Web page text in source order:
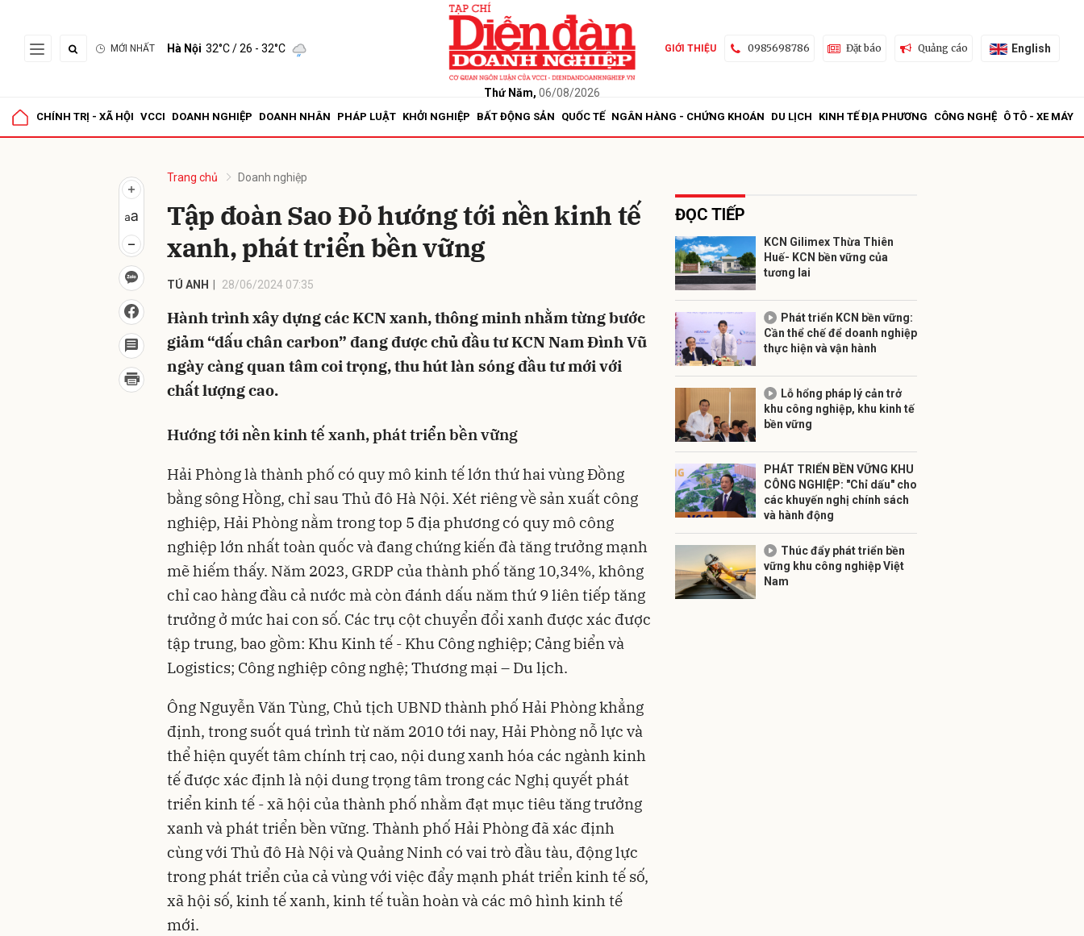
MỚI NHẤT Hà Nội 32°C/ 26 - 32°C
Thứ Năm, 06/08/2026
GIỚI THIỆU 0985698786 Đặt báo Quảng cáo English
CHÍNH TRỊ - XÃ HỘI VCCI DOANH NGHIỆP DOANH NHÂN PHÁP LUẬT KHỞI NGHIỆP BẤT ĐỘNG SẢN QUỐC TẾ NGÂN HÀNG - CHỨNG KHOÁN DU LỊCH KINH TẾ ĐỊA PHƯƠNG CÔNG NGHỆ Ô TÔ - XE MÁY
Trang chủ Doanh nghiệp
Tập đoàn Sao Đỏ hướng tới nền kinh tế
xanh, phát triển bền vững
TÚ ANH 28/06/2024 07:35
Hành trình xây dựng các KCN xanh, thông minh nhằm từng bước
giảm “dấu chân carbon” đang được chủ đầu tư KCN Nam Đình Vũ
ngày càng quan tâm coi trọng, thu hút làn sóng đầu tư mới với
chất lượng cao.
Hướng tới nền kinh tế xanh, phát triển bền vững
Hải Phòng là thành phố có quy mô kinh tế lớn thứ hai vùng Đồng
bằng sông Hồng, chỉ sau Thủ đô Hà Nội. Xét riêng về sản xuất công
nghiệp, Hải Phòng nằm trong top 5 địa phương có quy mô công
nghiệp lớn nhất toàn quốc và đang chứng kiến đà tăng trưởng mạnh
mẽ hiếm thấy. Năm 2023, GRDP của thành phố tăng 10,34%, không
chỉ cao hàng đầu cả nước mà còn đánh dấu năm thứ 9 liên tiếp tăng
trưởng ở mức hai con số. Các trụ cột chuyển đổi xanh được xác được
tập trung, bao gồm: Khu Kinh tế - Khu Công nghiệp; Cảng biển và
Logistics; Công nghiệp công nghệ; Thương mại – Du lịch.
Ông Nguyễn Văn Tùng, Chủ tịch UBND thành phố Hải Phòng khẳng
định, trong suốt quá trình từ năm 2010 tới nay, Hải Phòng nỗ lực và
thể hiện quyết tâm chính trị cao, nội dung xanh hóa các ngành kinh
tế được xác định là nội dung trọng tâm trong các Nghị quyết phát
triển kinh tế - xã hội của thành phố nhằm đạt mục tiêu tăng trưởng
xanh và phát triển bền vững. Thành phố Hải Phòng đã xác định
cùng với Thủ đô Hà Nội và Quảng Ninh có vai trò đầu tàu, động lực
trong phát triển của cả vùng với việc đẩy mạnh phát triển kinh tế số,
xã hội số, kinh tế xanh, kinh tế tuần hoàn và các mô hình kinh tế
mới.
ĐỌC TIẾP
KCN Gilimex Thừa Thiên
Huế- KCN bền vững của
tương lai
Phát triển KCN bền vững:
Cần thể chế để doanh nghiệp
thực hiện và vận hành
Lỗ hổng pháp lý cản trở
khu công nghiệp, khu kinh tế
bền vững
PHÁT TRIỂN BỀN VỮNG KHU
CÔNG NGHIỆP: "Chỉ dấu" cho
các khuyến nghị chính sách
và hành động
Thúc đẩy phát triển bền
vững khu công nghiệp Việt
Nam
Gửi